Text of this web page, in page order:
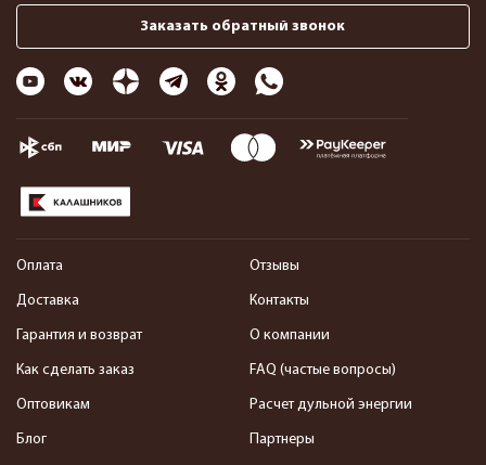
Заказать обратный звонок
Оплата
Доставка
Гарантия и возврат
Как сделать заказ
Оптовикам
Блог
Отзывы
Контакты
О компании
FAQ (частые вопросы)
Расчет дульной энергии
Партнеры